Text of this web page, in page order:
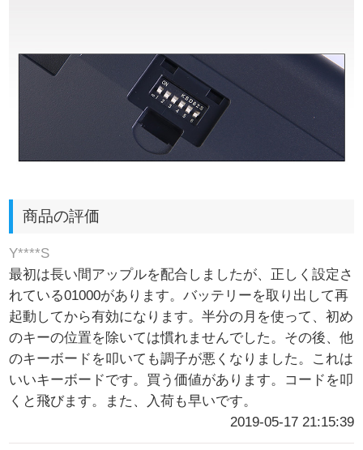
商品の評価
Y****S
最初は長い間アップルを配合しましたが、正しく設定さ
れている01000があります。バッテリーを取り出して再
起動してから有効になります。半分の月を使って、初め
のキーの位置を除いては慣れませんでした。その後、他
のキーボードを叩いても調子が悪くなりました。これは
いいキーボードです。買う価値があります。コードを叩
くと飛びます。また、入荷も早いです。
2019-05-17 21:15:39